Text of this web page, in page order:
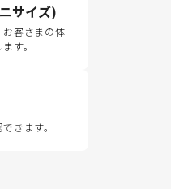
サイズ)
客さまの体
す。
きます。